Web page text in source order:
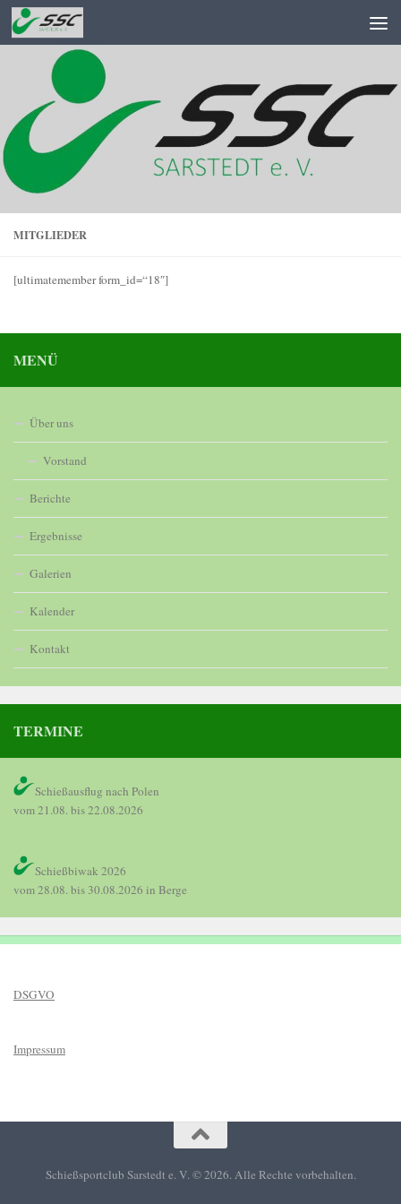
Zum Inhalt springen
MITGLIEDER
[ultimatemember form_id=“18″]
MENÜ
Über uns
Vorstand
Berichte
Ergebnisse
Galerien
Kalender
Kontakt
TERMINE
Schießausflug nach Polen
vom 21.08. bis 22.08.2026
Schießbiwak 2026
vom 28.08. bis 30.08.2026 in Berge
DSGVO
Impressum
Schießsportclub Sarstedt e. V. © 2026. Alle Rechte vorbehalten.